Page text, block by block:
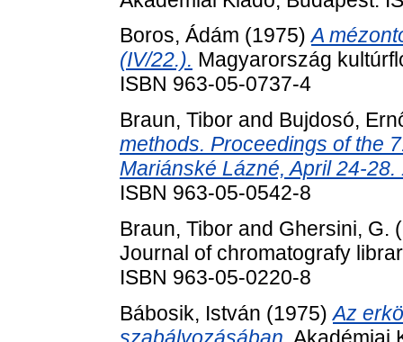
Boros, Ádám (1975)A
(IV/22.). Magyarország
ISBN 963-05-0737-4
Braun, Tibor and Bujdosó,
methods. Proceedings of the
Mariánské Lázné, April 24-28.
ISBN 963-05-0542-8
Braun, Tibor and Ghersini, G.
Journal of chromatografy
ISBN 963-05-0220-8
Bábosik, István (1975)Az